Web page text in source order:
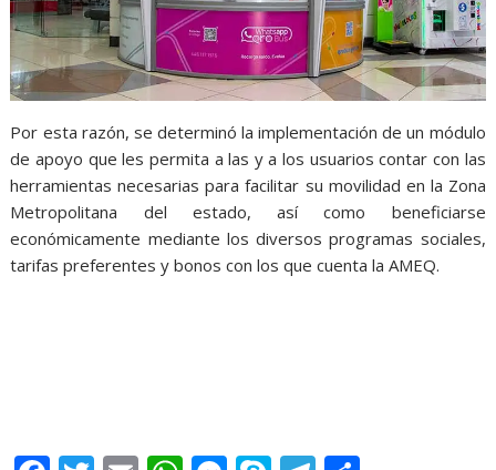
Por esta razón, se determinó la implementación de un módulo
de apoyo que les permita a las y a los usuarios contar con las
herramientas necesarias para facilitar su movilidad en la Zona
Metropolitana del estado, así como beneficiarse
económicamente mediante los diversos programas sociales,
tarifas preferentes y bonos con los que cuenta la AMEQ.